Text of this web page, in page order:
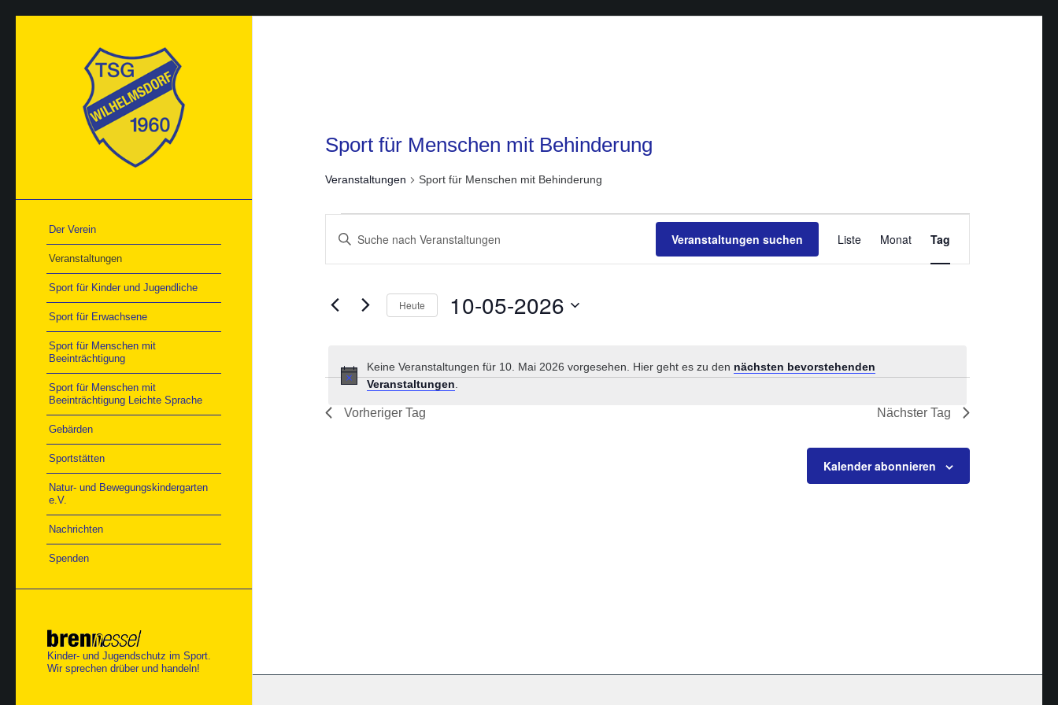
Der Verein
Veranstaltungen
Sport für Kinder und Jugendliche
Sport für Erwachsene
Sport für Menschen mit
Beeinträchtigung
Sport für Menschen mit
Beeinträchtigung Leichte Sprache
Gebärden
Sportstätten
Natur- und Bewegungskindergarten
e.V.
Nachrichten
Spenden
Kinder- und Jugendschutz im Sport.
Wir sprechen drüber und handeln!
Sport für Menschen mit Behinderung
Veranstaltungen Sport für Menschen mit Behinderung
für
Mai
Keine Veranstaltungen für 10. Mai 2026 vorgesehen. Hier geht es zu den nächsten bevorstehenden
Veranstaltungen
Suche
Ansichten,
Bitte
Schlüsselwort
eingeben.
nach
Veranstaltungen
Veranstaltungen suchen
Ansichten-
Liste Monat Tag
Heute 10-05-2026
Vorheriger Tag Nächster Tag
Kalender abonnieren